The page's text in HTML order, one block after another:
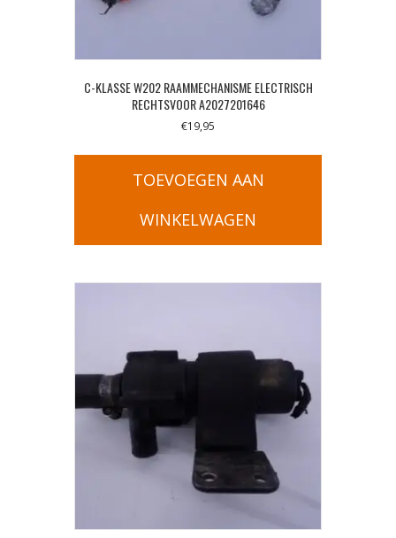
C-KLASSE W202 RAAMMECHANISME ELECTRISCH
RECHTSVOOR A2027201646
€19,95
TOEVOEGEN AAN
WINKELWAGEN